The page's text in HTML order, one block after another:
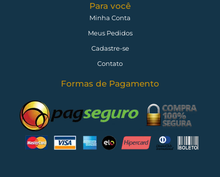
Para você
Minha Conta
Meus Pedidos
Cadastre-se
Contato
Formas de Pagamento